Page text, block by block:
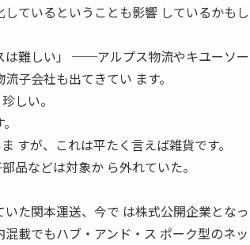
ているということも影響 しているかもし
は難しい」 ──アルプス物流やキユーソー
子会社も出てきてい ます。
しい。
すが、これは平たく言えば雑貨です。
品などは対象か ら外れていた。
た関本運送、今で は株式公開企業となっ
載でもハブ・アンド・ス ポーク型のネッ